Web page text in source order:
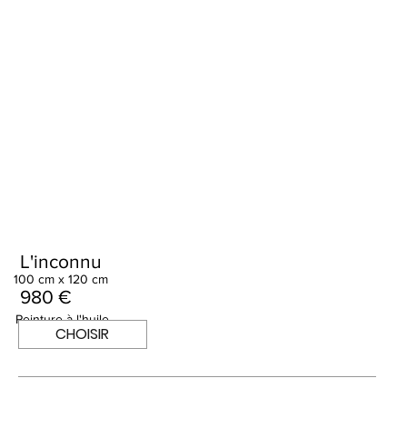
L'inconnu
Peinture à l'huile
980 €
100 cm x 120 cm
CHOISIR